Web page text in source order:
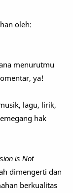
oleh:
menurutmu
ya!
lagu, lirik,
hak
is Not
dimengerti dan
berkualitas